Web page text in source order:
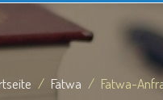
Fatwa Fatwa-